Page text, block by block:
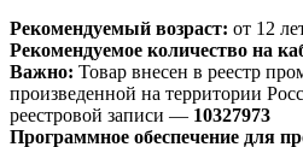
Рекомендуемый возраст: от 12
Рекомендуемое количество на
Важно: Товар внесен в реестр
произведенной на территории
реестровой записи — 10327973
Программное обеспечение для